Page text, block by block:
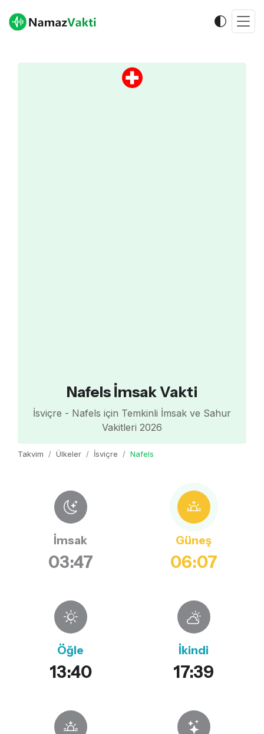
Nafels İmsak Vakti
İsviçre - Nafels için Temkinli İmsak ve Sahur
Vakitleri 2026
Takvim Ülkeler İsviçre Nafels
İmsak
03:47
Güneş
06:07
Öğle
13:40
İkindi
17:39